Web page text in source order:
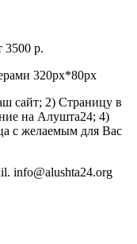
3500 р.
320px*80px
сайт; 2) Страницу в
на Алушта24; 4)
с желаемым для Вас
info@alushta24.org